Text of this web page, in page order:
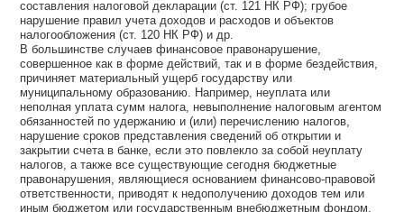
составления налоговой декларации (ст. 121 НК РФ); грубое
нарушение правил учета доходов и расходов и объектов
налогообложения (ст. 120 НК РФ) и др.
В большинстве случаев финансовое правонарушение,
совершенное как в форме действий, так и в форме бездействия,
причиняет материальный ущерб государству или
муниципальному образованию. Например, неуплата или
неполная уплата сумм налога, невыполнение налоговым агентом
обязанностей по удержанию и (или) перечислению налогов,
нарушение сроков представления сведений об открытии и
закрытии счета в банке, если это повлекло за собой неуплату
налогов, а также все существующие сегодня бюджетные
правонарушения, являющиеся основанием финансово-правовой
ответственности, приводят к недополучению доходов тем или
иным бюджетом или государственным внебюджетным фондом.